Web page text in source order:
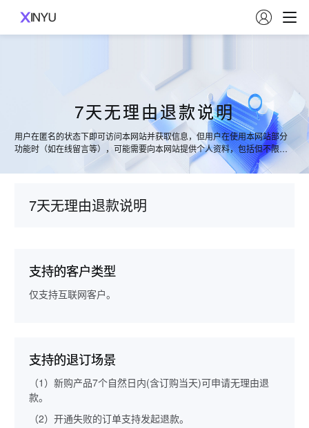

7天无理由退款说明
用户在匿名的状态下即可访问本网站并获取信息，但用户在使用本网站部分
功能时（如在线留言等），可能需要向本网站提供个人资料，包括但不限于
用户的姓名、公司名称、电子邮件地址、联系电话等。本网站在访客访问期
间，会自动收集一些访客的基本信息。
7天无理由退款说明
支持的客户类型
仅支持互联网客户。
支持的退订场景
（1）新购产品7个自然日内(含订购当天)可申请无理由退
款。
（2）开通失败的订单支持发起退款。